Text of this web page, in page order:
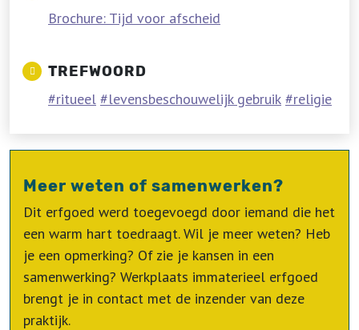
Brochure: Tijd voor afscheid
TREFWOORD
ritueel levensbeschouwelijk gebruik religie
Meer weten of samenwerken?
Dit erfgoed werd toegevoegd door iemand die het
een warm hart toedraagt. Wil je meer weten? Heb
je een opmerking? Of zie je kansen in een
samenwerking? Werkplaats immaterieel erfgoed
brengt je in contact met de inzender van deze
praktijk.